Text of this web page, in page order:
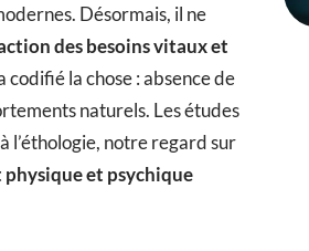
Désormais, il ne
des besoins vitaux et
codifié la chose : absence de
naturels. Les études
l’éthologie, notre regard sur
et psychique